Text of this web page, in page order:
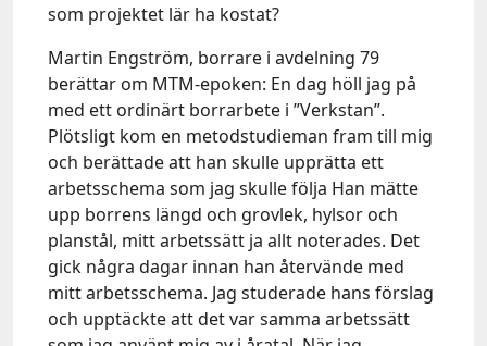
som projektet lär ha kostat?
Martin Engström, borrare i avdelning 79
berättar om MTM-epoken: En dag höll jag på
med ett ordinärt borrarbete i ”Verkstan”.
Plötsligt kom en metodstudieman fram till mig
och berättade att han skulle upprätta ett
arbetsschema som jag skulle följa Han mätte
upp borrens längd och grovlek, hylsor och
planstål, mitt arbetssätt ja allt noterades. Det
gick några dagar innan han återvände med
mitt arbetsschema. Jag studerade hans förslag
och upptäckte att det var samma arbetssätt